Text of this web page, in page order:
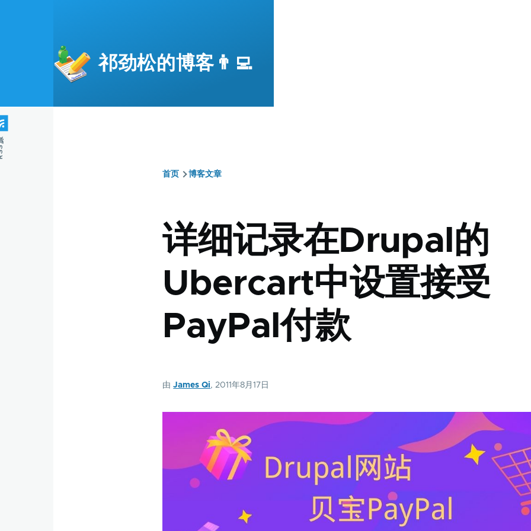
祁劲松的博客👨‍💻
包
屑
首页 博客文章
详细记录在Drupal的
Ubercart中设置接受
PayPal付款
由James Qi, 2011年8月17日